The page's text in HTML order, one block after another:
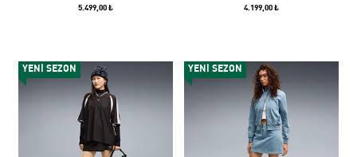
5.499,00 ₺ 4.199,00 ₺
YENİ SEZON YENİ SEZON